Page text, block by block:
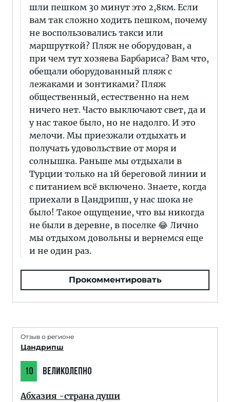
шли пешком 30 минут это 2,8км. Если
вам так сложно ходить пешком, почему
не воспользовались такси или
маршруткой? Пляж не оборудован, а
при чем тут хозяева Барбариса? Вам что,
обещали оборудованный пляж с
лежаками и зонтиками? Пляж
общественный, естественно на нем
ничего нет. Часто выключают свет, да и
у нас такое было, но не надолго. И это
мелочи. Мы приезжали отдыхать и
получать удовольствие от моря и
солнышка. Раньше мы отдыхали в
Турции только на 1й береговой линии и
с питанием всё включено. Знаете, когда
приехали в Цандрипш, у нас шока не
было! Такое ощущение, что вы никогда
не были в деревне, в поселке 😂 Лично
мы отдыхом довольны и вернемся еще
и не один раз.
Прокомментировать
Отзыв о регионе
Цандрипш
10 ВЕЛИКОЛЕПНО
Абхазия -страна души